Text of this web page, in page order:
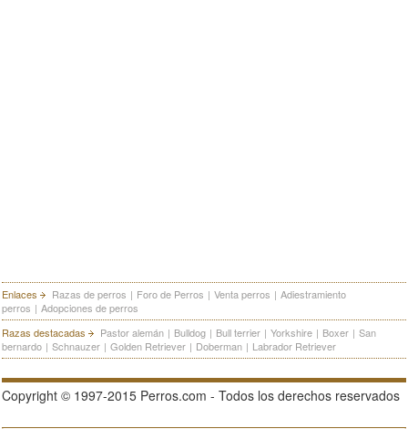
Enlaces Razas de perros | Foro de Perros | Venta perros | Adiestramiento
perros | Adopciones de perros
Razas destacadas
Pastor alemán | Bulldog | Bull terrier | Yorkshire | Boxer | San
bernardo | Schnauzer | Golden Retriever | Doberman | Labrador Retriever
Copyright © 1997-2015 Perros.com - Todos los derechos reservados